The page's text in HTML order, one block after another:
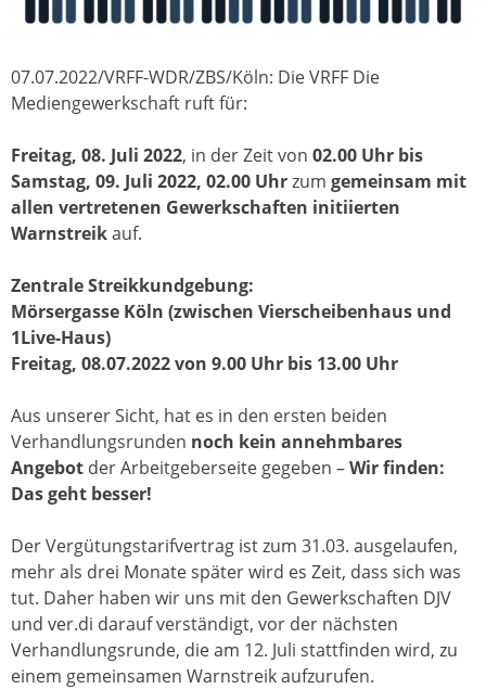
07.07.2022/VRFF-WDR/ZBS/Köln: Die VRFF Die
Mediengewerkschaft ruft für:
Freitag, 08. Juli 2022, in der Zeit von 02.00 Uhr bis
Samstag, 09. Juli 2022, 02.00 Uhrzum gemeinsam mit
allen vertretenen Gewerkschaften initiierten
Warnstreikauf.
Zentrale Streikkundgebung:
Mörsergasse Köln (zwischen Vierscheibenhaus und
1Live-Haus)
Freitag, 08.07.2022 von 9.00 Uhr bis 13.00 Uhr
Aus unserer Sicht, hat es in den ersten beiden
Verhandlungsrunden noch kein annehmbares
Angebot der Arbeitgeberseite gegeben –Wir finden:
Das geht besser!
Der Vergütungstarifvertrag ist zum 31.03. ausgelaufen,
mehr als drei Monate später wird es Zeit, dass sich was
tut. Daher haben wir uns mit den Gewerkschaften DJV
und ver.di darauf verständigt, vor der nächsten
Verhandlungsrunde, die am 12. Juli stattfinden wird, zu
einem gemeinsamen Warnstreik aufzurufen.